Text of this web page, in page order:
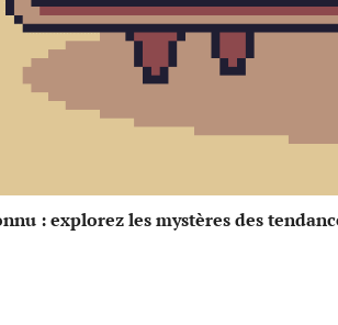
: explorez les mystères des